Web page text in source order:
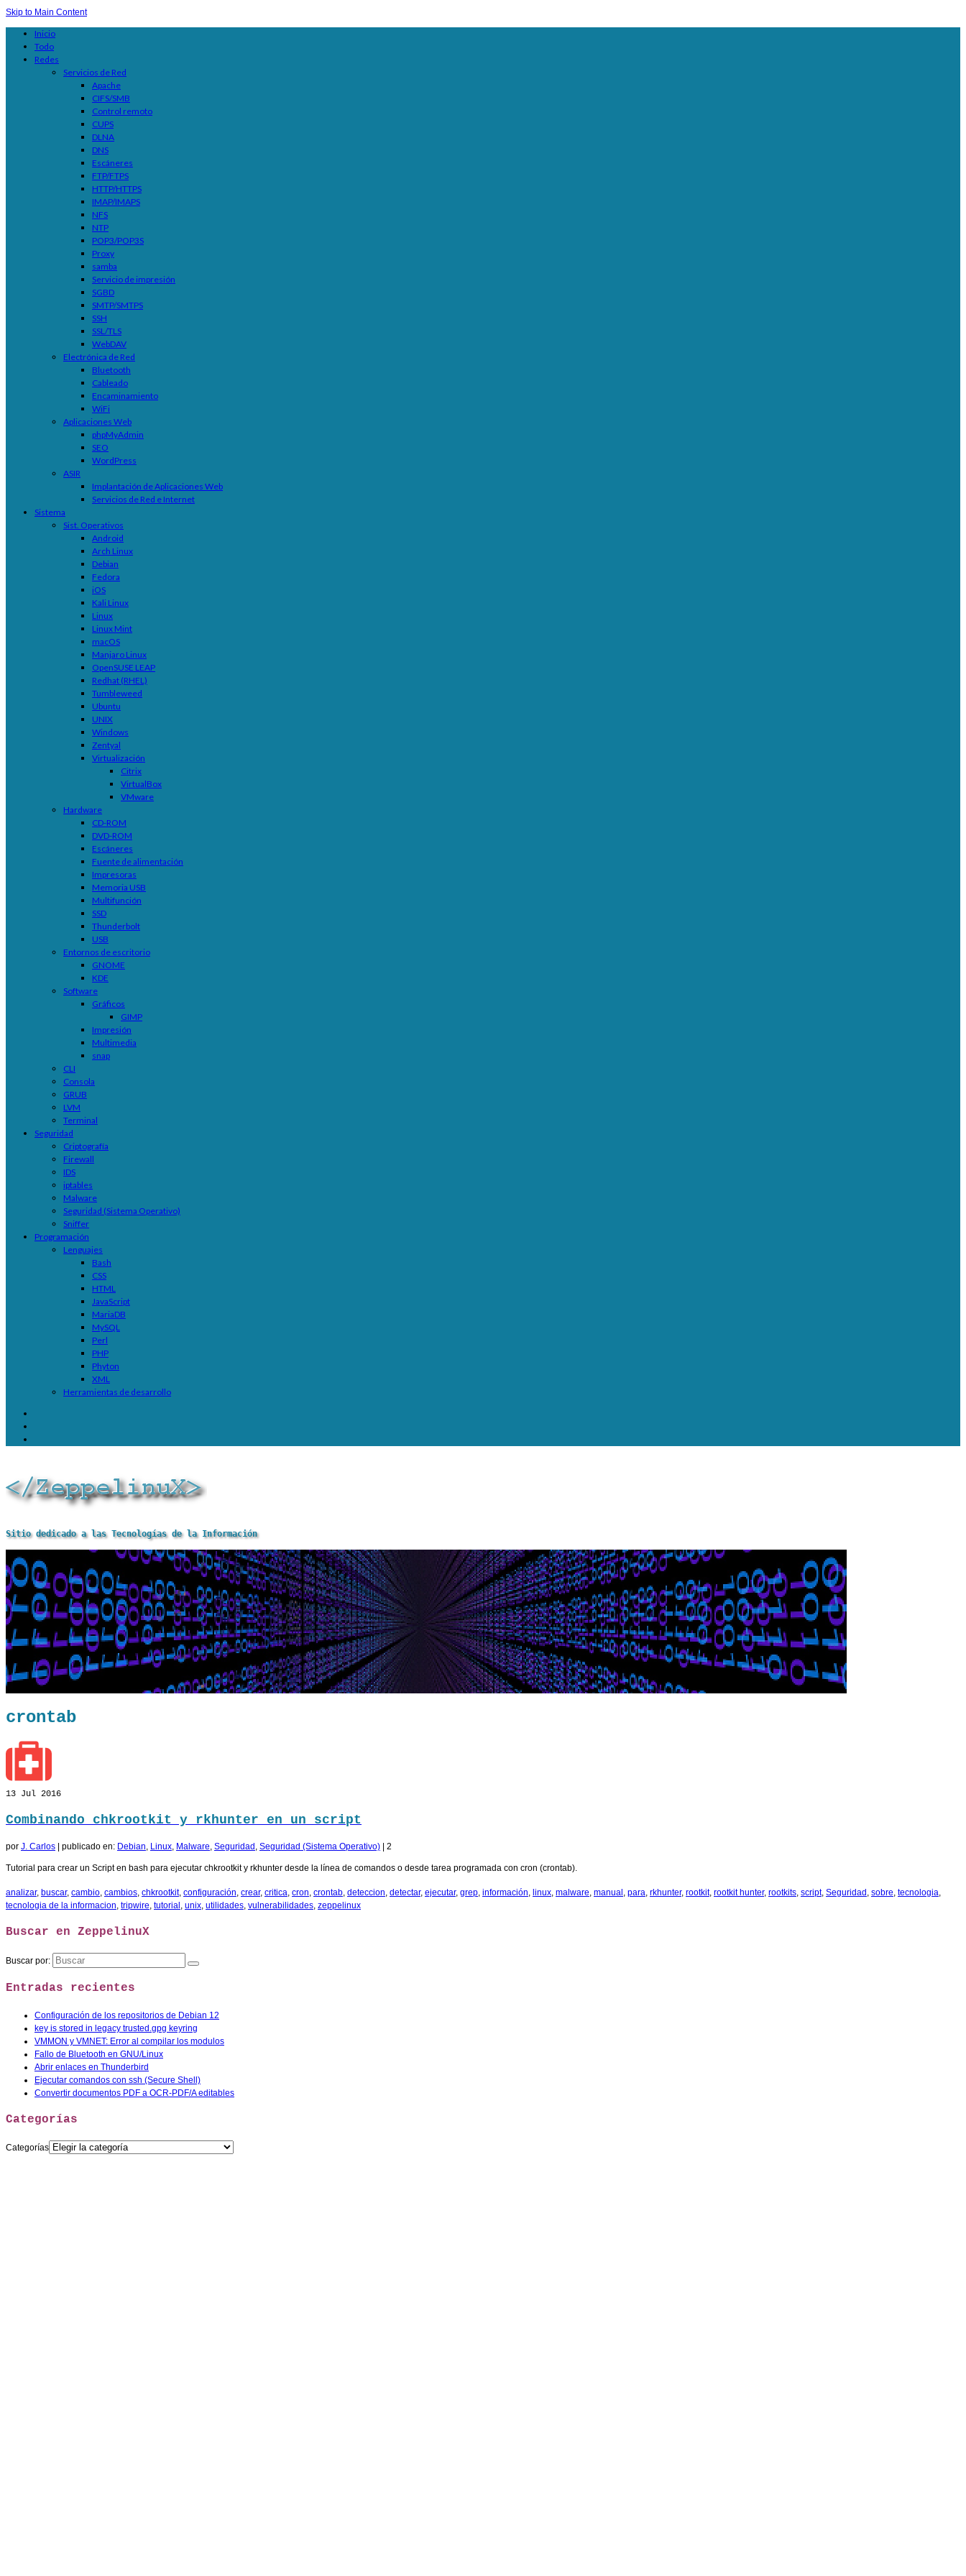
Skip to Main Content
Inicio
Todo
Redes
Servicios de Red
Apache
CIFS/SMB
Control remoto
CUPS
DLNA
DNS
Escáneres
FTP/FTPS
HTTP/HTTPS
IMAP/IMAPS
NFS
NTP
POP3/POP3S
Proxy
samba
Servicio de impresión
SGBD
SMTP/SMTPS
SSH
SSL/TLS
WebDAV
Electrónica de Red
Bluetooth
Cableado
Encaminamiento
WiFi
Aplicaciones Web
phpMyAdmin
SEO
WordPress
ASIR
Implantación de Aplicaciones Web
Servicios de Red e Internet
Sistema
Sist. Operativos
Android
Arch Linux
Debian
Fedora
iOS
Kali Linux
Linux
Linux Mint
macOS
Manjaro Linux
OpenSUSE LEAP
Redhat (RHEL)
Tumbleweed
Ubuntu
UNIX
Windows
Zentyal
Virtualización
Citrix
VirtualBox
VMware
Hardware
CD-ROM
DVD-ROM
Escáneres
Fuente de alimentación
Impresoras
Memoria USB
Multifunción
SSD
Thunderbolt
USB
Entornos de escritorio
GNOME
KDE
Software
Gráficos
GIMP
Impresión
Multimedia
snap
CLI
Consola
GRUB
LVM
Terminal
Seguridad
Criptografía
Firewall
IDS
iptables
Malware
Seguridad (Sistema Operativo)
Sniffer
Programación
Lenguajes
Bash
CSS
HTML
JavaScript
MariaDB
MySQL
Perl
PHP
Phyton
XML
Herramientas de desarrollo
Sitio dedicado a las Tecnologías de la Información
crontab
13 Jul 2016
Combinando chkrootkit y rkhunter en un script
por J. Carlos publicado en: Debian, Linux, Malware, Seguridad , Seguridad (Sistema Operativo) 2
Tutorial para crear un Script en bash para ejecutar chkrootkit y rkhunter desde la línea de comandos o desde tarea programada con cron (crontab).
analizar, buscar, cambio, cambios, chkrootkit, configuración, crear, critica, cron, crontab, deteccion, detectar, ejecutar, grep, información, linux, malware, manual , para, rkhunter, rootkit, rootkit hunter, rootkits, script, Seguridad , sobre, tecnologia,
tecnologia de la informacion, tripwire, tutorial , unix, utilidades, vulnerabilidades, zeppelinux
Buscar en ZeppelinuX
Buscar por:
Entradas recientes
Configuración de los repositorios de Debian 12
key is stored in legacy trusted.gpg keyring
VMMON y VMNET: Error al compilar los modulos
Fallo de Bluetooth en GNU/Linux
Abrir enlaces en Thunderbird
Ejecutar comandos con ssh (Secure Shell)
Convertir documentos PDF a OCR-PDF/A editables
Categorías
Categorías